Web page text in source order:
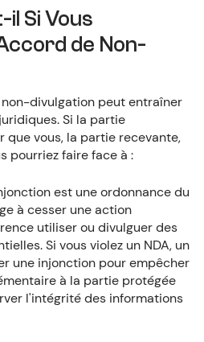
Si Vous
de Non-
divulgation peut entraîner
Si la partie
vous, la partie recevante,
pourriez faire face à :
est une ordonnance du
à cesser une action
utiliser ou divulguer des
Si vous violez un NDA, un
une injonction pour empêcher
à la partie protégée
l'intégrité des informations